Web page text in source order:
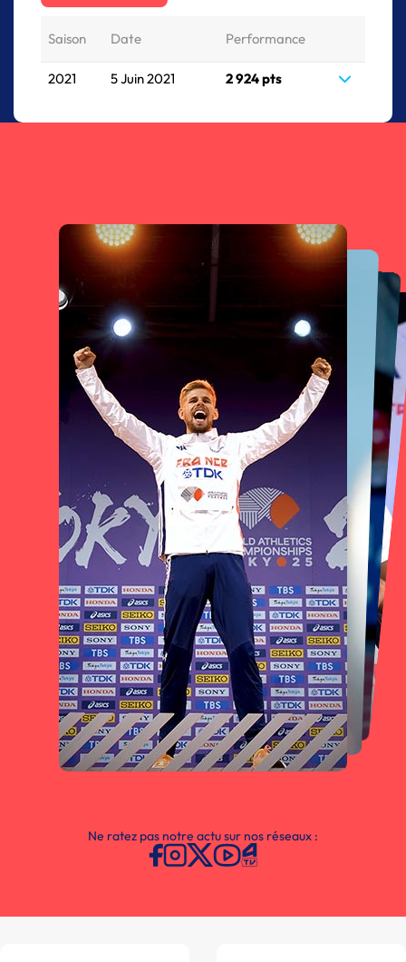
Saison Date Performance
2021 5 Juin 2021 2 924 pts
Ne ratez pas notre actu sur nos réseaux :